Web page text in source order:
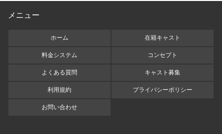
メニュー
ホーム 在籍キャスト
料金システム コンセプト
よくある質問 キャスト募集
利用規約 プライバシーポリシー
お問い合わせ